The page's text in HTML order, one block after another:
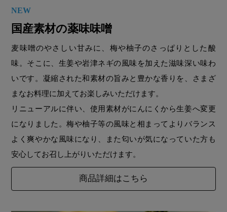
NEW
国産素材の薬味味噌
麦味噌のやさしい甘みに、梅や柚子のさっぱりとした酸
味。そこに、生姜や岩津ネギの風味を加えた滋味深い味わ
いです。凝縮された和素材の旨みと豊かな香りを、さまざ
まなお料理に加えてお楽しみいただけます。
リニューアルに伴い、使用素材がにんにくから生姜へ変更
になりました。梅や柚子等の風味と相まってよりバランス
よく爽やかな風味になり、また匂いが気になっていた方も
安心してお召し上がりいただけます。
商品詳細はこちら